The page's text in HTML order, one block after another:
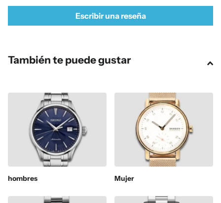
Escribir una reseña
También te puede gustar
hombres Mujer